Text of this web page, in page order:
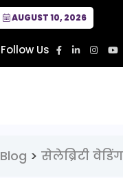
AUGUST 10, 2026
Follow Us
Blog > सेलेब्रिटी